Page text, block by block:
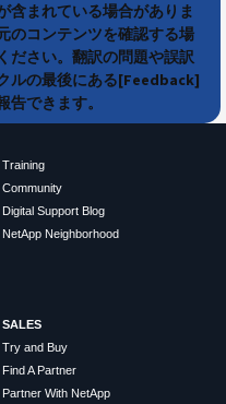
含まれている場合がありま
のコンテンツを確認する場
ださい。翻訳の問題や誤訳
ルの最後にある[Feedback]
できます。
Training
Community
Digital Support Blog
NetApp Neighborhood
SALES
Try and Buy
Find A Partner
Partner With NetApp